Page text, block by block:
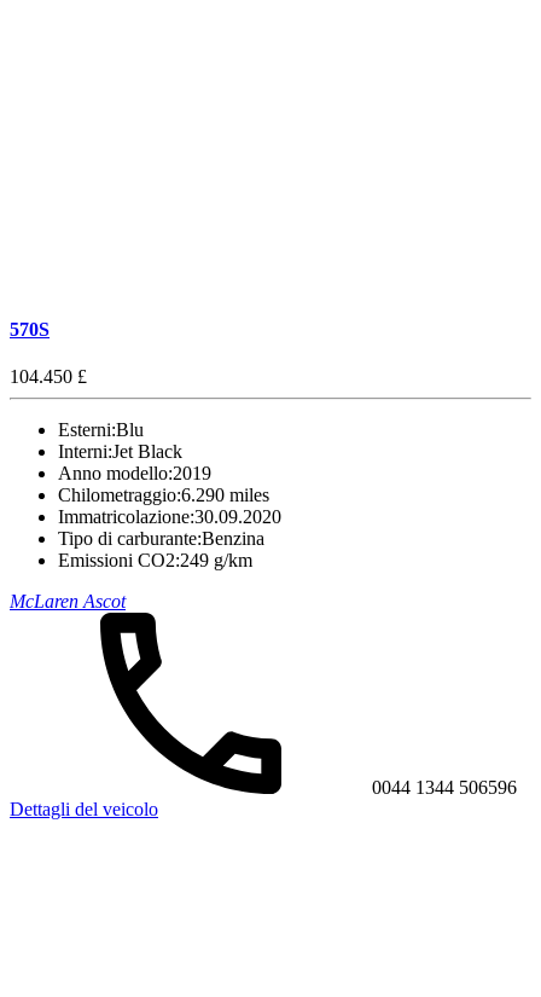
570S
104.450 £
Esterni:Blu
Interni:Jet Black
Anno modello:2019
Chilometraggio:6.290 miles
Immatricolazione:30.09.2020
Tipo di carburante:Benzina
Emissioni CO2:249 g/km
McLaren Ascot
0044 1344 506596
Dettagli del veicolo